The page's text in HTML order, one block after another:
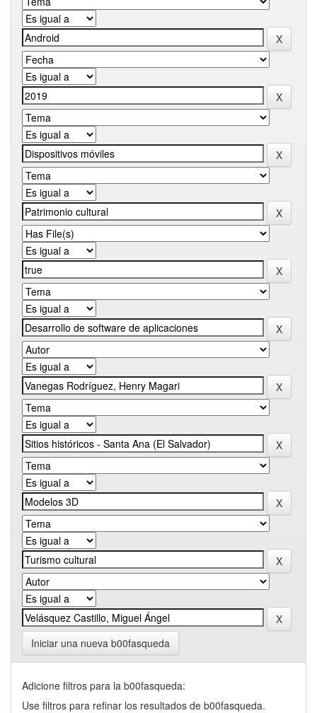
Iniciar una nueva b00fasqueda
Adicione filtros para la b00fasqueda:
Use filtros para refinar los resultados de b00fasqueda.